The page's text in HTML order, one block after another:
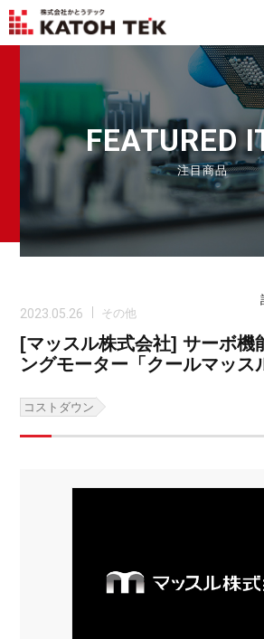
FEATURED
注目商品
2023.05.26 その他
[マッスル株式会社] サーボ機
ングモーター「クールマッス
コストダウン